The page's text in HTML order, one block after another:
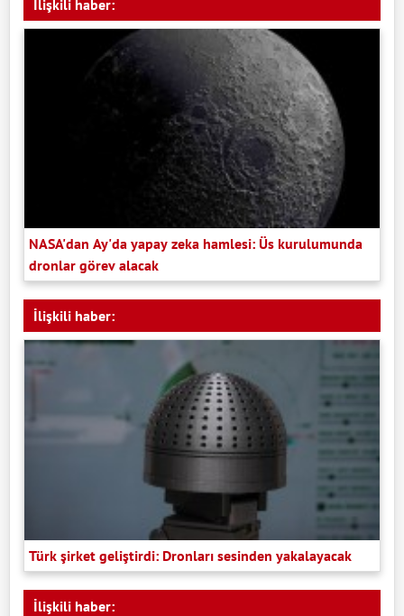
İlişkili haber:
NASA'dan Ay'da yapay zeka hamlesi: Üs kurulumunda
dronlar görev alacak
İlişkili haber:
Türk şirket geliştirdi: Dronları sesinden yakalayacak
İlişkili haber: